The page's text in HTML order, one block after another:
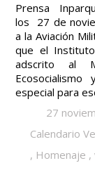
Prensa
los 27 de
a la Aviación
que el
adscrito al
especial para
27
Calendario
, Homenaje ,